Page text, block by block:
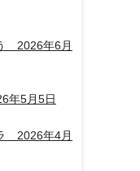
2026年6月
年5月5日
2026年4月